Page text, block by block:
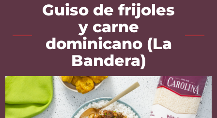
Guiso de frijoles
y carne
dominicano (La
Bandera)